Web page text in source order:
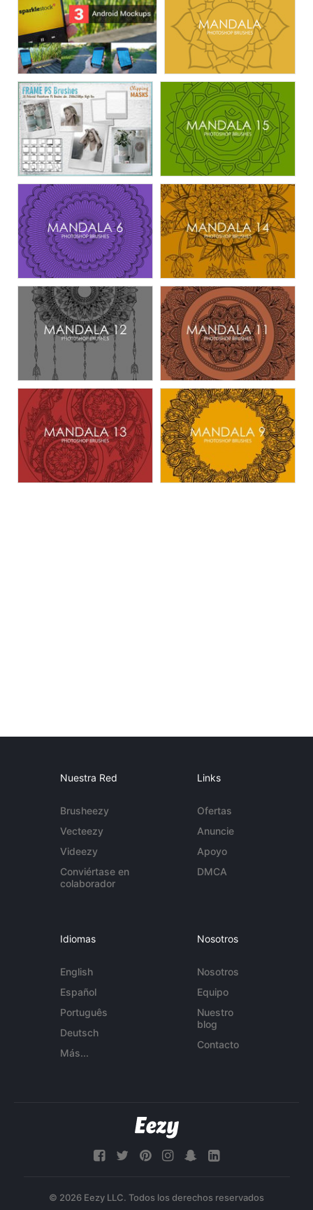
Nuestra Red
Brusheezy
Vecteezy
Videezy
Conviértase en
colaborador
Links
Ofertas
Anuncie
Apoyo
DMCA
Idiomas
English
Español
Português
Deutsch
Más...
Nosotros
Nosotros
Equipo
Nuestro
blog
Contacto
© 2026 Eezy LLC. Todos los derechos reservados